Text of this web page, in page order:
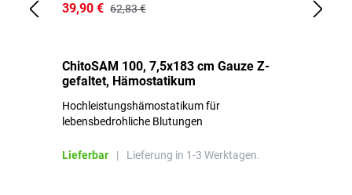
39,90 € 62,83 €
ChitoSAM 100, 7,5x183 cm Gauze Z-
gefaltet, Hämostatikum
Hochleistungshämostatikum für
lebensbedrohliche Blutungen
Lieferbar | Lieferung in 1-3 Werktagen.